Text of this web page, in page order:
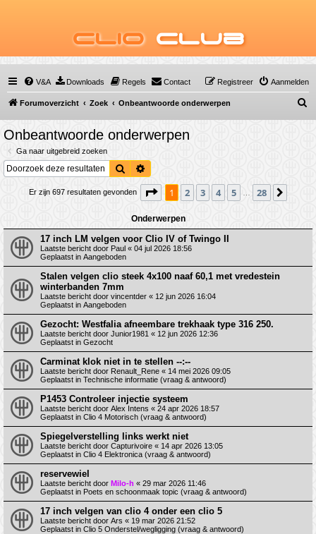
Clio Club
V&A Downloads Regels Contact Aanmelden
Registreer
Forumoverzicht Zoek Onbeantwoorde onderwerpen
o
Onbeantwoorde onderwerpen
Ga naar uitgebreid zoeken
Zoek
Er zijn 697 resultaten gevonden Pagina van28
1 2 3 4 5 28
Onderwerpen
17 inch LM velgen voor Clio IV of Twingo II
Laatste bericht door Paul « 04 jul 2026 18:56
Geplaatst in Aangeboden
Stalen velgen clio steek 4x100 naaf 60,1 met vredestein
winterbanden 7mm
Laatste bericht door vincentder « 12 jun 2026 16:04
Geplaatst in Aangeboden
Gezocht: Westfalia afneembare trekhaak type 316 250.
Laatste bericht door Junior1981 « 12 jun 2026 12:36
Geplaatst in Gezocht
Carminat klok niet in te stellen --:--
Laatste bericht door Renault_Rene « 14 mei 2026 09:05
Geplaatst in Technische informatie (vraag & antwoord)
P1453 Controleer injectie systeem
Laatste bericht door Alex Intens « 24 apr 2026 18:57
Geplaatst in Clio 4 Motorisch (vraag & antwoord)
Spiegelverstelling links werkt niet
Laatste bericht door Capturivoire « 14 apr 2026 13:05
Geplaatst in Clio 4 Elektronica (vraag & antwoord)
reservewiel
Laatste bericht door Milo-h « 29 mar 2026 11:46
Geplaatst in Poets en schoonmaak topic (vraag & antwoord)
17 inch velgen van clio 4 onder een clio 5
Laatste bericht door Ars « 19 mar 2026 21:52
Geplaatst in Clio 5 Onderstel/wegligging (vraag & antwoord)